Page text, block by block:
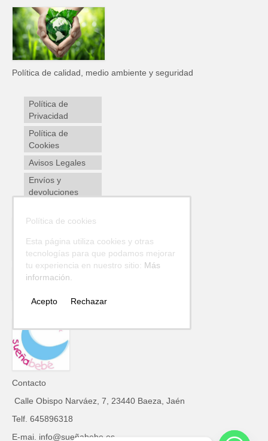
Política de calidad, medio ambiente y seguridad
Política de
Privacidad
Política de
Cookies
Avisos Legales
Envíos y
devoluciones
Contacto
Calle Obispo Narváez, 7, 23440 Baeza, Jaén
Telf. 645896318
E-mai. info@sueñabebe.es
Política de cookies
Esta página utiliza cookies y otras
tecnologías para que podamos mejorar
tu experiencia en nuestro sitio: Más
información.
Acepto Rechazar